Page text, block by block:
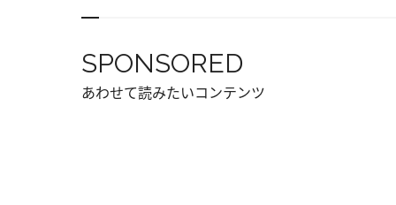
SPONSORED
あわせて読みたいコンテンツ